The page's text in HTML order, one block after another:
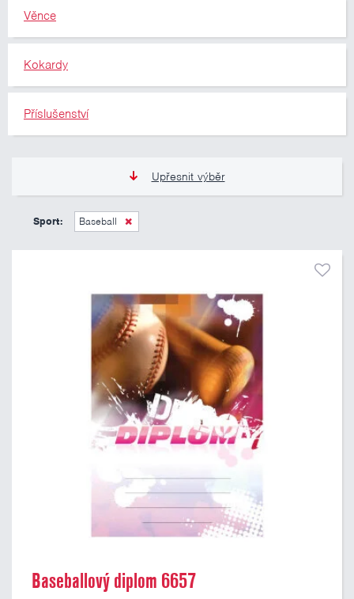
Věnce
Kokardy
Příslušenství
Upřesnit výběr
11 Kč
Sport: Baseball
Baseballový diplom 6657